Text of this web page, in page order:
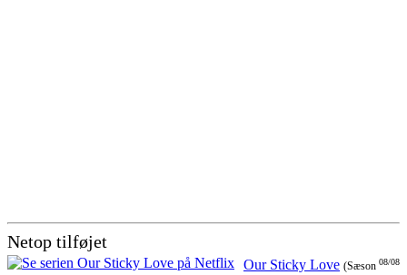
Netop tilføjet
08/08
Our Sticky Love (Sæson